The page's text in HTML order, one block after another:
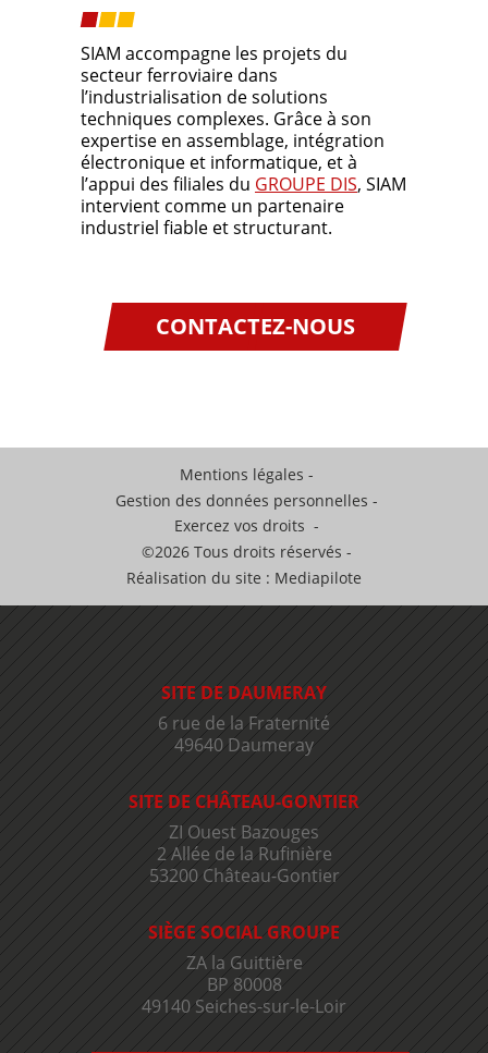
SIAM accompagne les projets du
secteur ferroviaire dans
l’industrialisation de solutions
techniques complexes. Grâce à son
expertise en assemblage, intégration
électronique et informatique, et à
l’appui des filiales du GROUPE DIS, SIAM
intervient comme un partenaire
industriel fiable et structurant.
CONTACTEZ-NOUS
Mentions légales
Gestion des données personnelles
Exercez vos droits
©2026 Tous droits réservés
Réalisation du site : Mediapilote
SITE DE DAUMERAY
6 rue de la Fraternité
49640 Daumeray
SITE DE CHÂTEAU-GONTIER
ZI Ouest Bazouges
2 Allée de la Rufinière
53200 Château-Gontier
SIÈGE SOCIAL GROUPE
ZA la Guittière
BP 80008
49140 Seiches-sur-le-Loir